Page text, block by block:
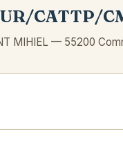
CATTP/
MIHIEL — 55200